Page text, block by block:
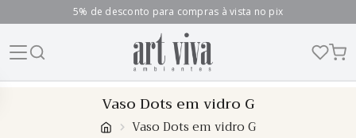
5% de desconto para compras à vista no pix
Vaso Dots em vidro G
Vaso Dots em vidro G